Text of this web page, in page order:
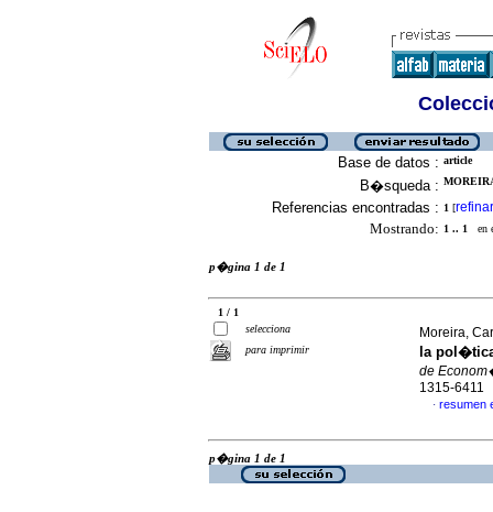
Base de datos : article
B�squeda :
Referencias encontradas : 1 [refinar
Mostrando: 1 .. 1 en
p�gina 1 de 1
1 / 1
selecciona
para imprimir
Moreira,
la
de
1315-6411
· resumen
p�gina 1 de 1